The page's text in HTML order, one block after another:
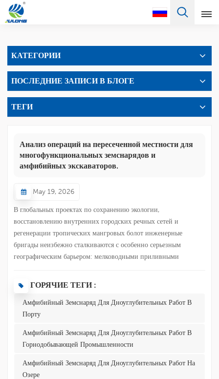
Pусский
Français
Português
Türkçe
Deutsch
Italiano
Polski
КАТЕГОРИИ
ПОСЛЕДНИЕ ЗАПИСИ В БЛОГЕ
ТЕГИ
Анализ операций на пересеченной местности для
многофункциональных земснарядов и
амфибийных экскаваторов.
May 19, 2026
В глобальных проектах по сохранению экологии,
восстановлению внутренних городских речных сетей и
регенерации тропических мангровых болот инженерные
бригады неизбежно сталкиваются с особенно серьезным
географическим барьером: мелководными приливными
большой осадкой, часто не могут войти из-за риска сесть на
мель; напротив, традиционные тяжелые гусеничные
иле или даже рискуют перевернуться. Чтобы преодолеть эту
постоянную операционную проблему, которая долгое время
преследовала дноуглубительную отрасль, компания Julong
Dredger разработала многофункциональный амфибийный д...
ГОРЯЧИЕ ТЕГИ :
Амфибийный Земснаряд Для Дноуглубительных Работ В
Порту
Амфибийный Земснаряд Для Дноуглубительных Работ В
Горнодобывающей Промышленности
Амфибийный Земснаряд Для Дноуглубительных Работ На
Озере